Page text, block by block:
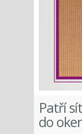
Patří
do